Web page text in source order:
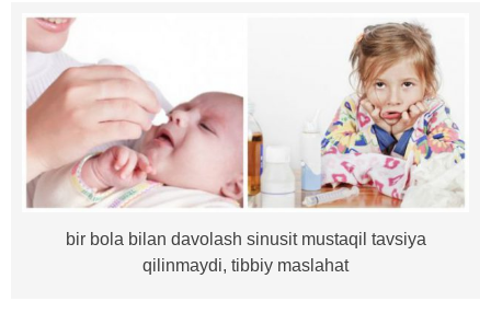
bir bola bilan davolash sinusit mustaqil tavsiya
qilinmaydi, tibbiy maslahat